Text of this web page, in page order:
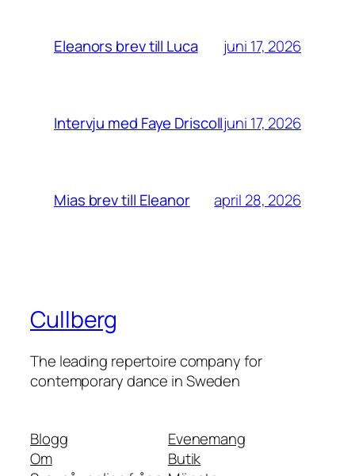
Eleanors brev till Luca juni 17, 2026
Intervju med Faye Driscolljuni 17, 2026
Mias brev till Eleanor april 28, 2026
Cullberg
The leading repertoire company for
contemporary dance in Sweden
Blogg
Om
Evenemang
Butik